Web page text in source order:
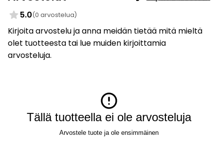
5.0(0 arvostelua)
Kirjoita arvostelu ja anna meidän tietää mitä mieltä
olet tuotteesta tai lue muiden kirjoittamia
arvosteluja.
Tällä tuotteella ei ole arvosteluja
Arvostele tuote ja ole ensimmäinen